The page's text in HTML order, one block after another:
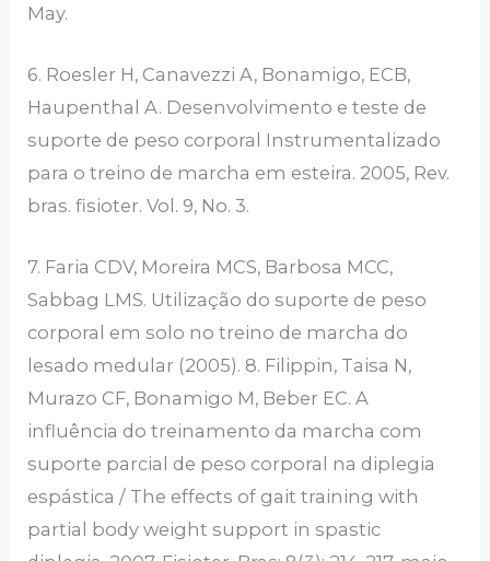
May.
6. Roesler H, Canavezzi A, Bonamigo, ECB,
Haupenthal A. Desenvolvimento e teste de
suporte de peso corporal Instrumentalizado
para o treino de marcha em esteira. 2005, Rev.
bras. fisioter. Vol. 9, No. 3.
7. Faria CDV, Moreira MCS, Barbosa MCC,
Sabbag LMS. Utilização do suporte de peso
corporal em solo no treino de marcha do
lesado medular (2005). 8. Filippin, Taisa N,
Murazo CF, Bonamigo M, Beber EC. A
influência do treinamento da marcha com
suporte parcial de peso corporal na diplegia
espástica / The effects of gait training with
partial body weight support in spastic